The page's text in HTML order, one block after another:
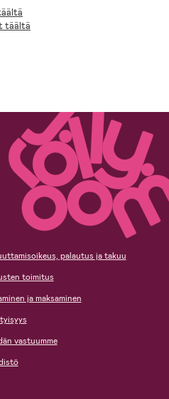
täältä
palautus ja takuu
toimitus
ja maksaminen
vastuumme